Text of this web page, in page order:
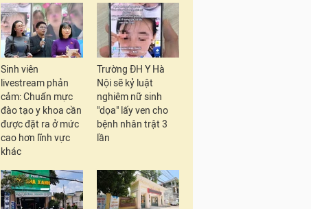
Sinh viên
livestream phản
cảm: Chuẩn mực
đào tạo y khoa cần
được đặt ra ở mức
cao hơn lĩnh vực
khác
Trường ĐH Y Hà
Nội sẽ kỷ luật
nghiêm nữ sinh
"dọa" lấy ven cho
bệnh nhân trật 3
lần